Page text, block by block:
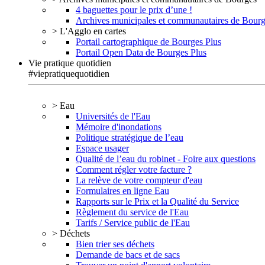
4 baguettes pour le prix d’une !
Archives municipales et communautaires de
> L'Agglo en cartes
Portail cartographique de Bourges Plus
Portail Open Data de Bourges Plus
Vie pratique quotidien
#viepratiquequotidien
> Eau
Universités de l'Eau
Mémoire d'inondations
Politique stratégique de l’eau
Espace usager
Qualité de l’eau du robinet - Foire aux questions
Comment régler votre facture ?
La relève de votre compteur d'eau
Formulaires en ligne Eau
Rapports sur le Prix et la Qualité du Service
Règlement du service de l'Eau
Tarifs / Service public de l'Eau
> Déchets
Bien trier ses déchets
Demande de bacs et de sacs